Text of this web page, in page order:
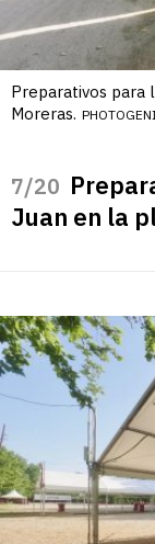
Preparativos para
Moreras.
/20
Juan en la